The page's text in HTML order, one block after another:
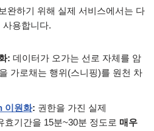
완하기 위해 실제 서비스에서는 다
사용합니다.
: 데이터가 오가는 선로 자체를 암
가로채는 행위(스니핑)를 원천 차
이원화: 권한을 가진 실제
효기간을 15분~30분 정도로 매우